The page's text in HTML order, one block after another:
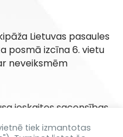
Lietuvas pasaules
posmā izcīna 6. vietu
neveiksmēm
ieskaites sacensības
un QIesācēji klasēm
tiek izmantotas